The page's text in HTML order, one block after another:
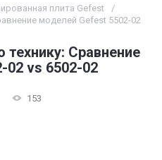
плита Gefest
/
моделей Gefest 5502-02
Сравнение
02 vs 6502-02
153